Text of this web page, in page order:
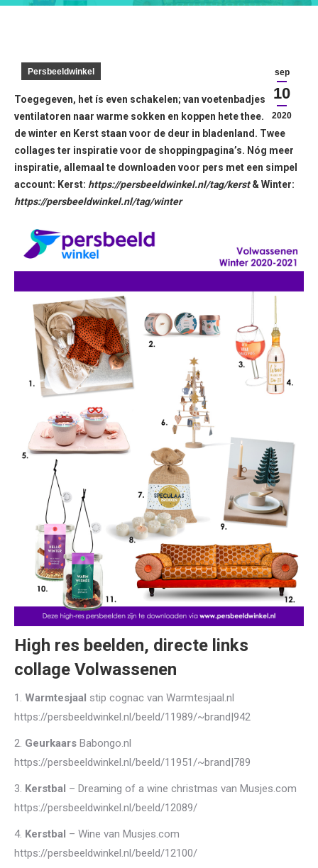
sep
10
2020
Persbeeldwinkel
Toegegeven, het ís even schakelen; van voetenbadjes en
ventilatoren naar warme sokken en koppen hete thee. Maar
de winter en Kerst staan voor de deur in bladenland. Twee
collages ter inspiratie voor de shoppingpagina’s. Nóg meer
inspiratie, allemaal te downloaden voor pers met een simpel
account: Kerst: https://persbeeldwinkel.nl/tag/kerst& Winter:
https://persbeeldwinkel.nl/tag/winter
High res beelden, directe links
collage Volwassenen
1. Warmtesjaal stip cognac van Warmtesjaal.nl
https://persbeeldwinkel.nl/beeld/11989/~brand|942
2. Geurkaars Babongo.nl
https://persbeeldwinkel.nl/beeld/11951/~brand|789
3. Kerstbal – Dreaming of a wine christmas van Musjes.com
https://persbeeldwinkel.nl/beeld/12089/
4. Kerstbal – Wine van Musjes.com
https://persbeeldwinkel.nl/beeld/12100/